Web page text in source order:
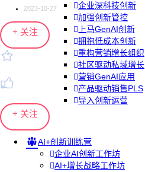
企业深科技创新
加强创新管控
上马GenAI创新
拥抱低成本创新
重构营销增长组织
社区驱动私域增长
营销GenAI应用
产品驱动销售PLS
导入创新运营
AI+创新训练营
企业AI创新工作坊
AI+增长战略工作坊
2023-10-27
+ 关注
+ 关注